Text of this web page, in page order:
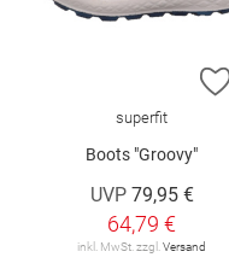
superfit
Boots "Groovy"
UVP 79,95 €
64,79 €
inkl. MwSt. zzgl.Versand